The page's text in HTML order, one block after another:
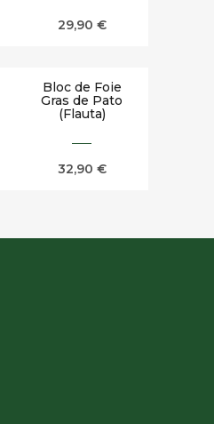
29,90 €
Bloc de Foie
Gras de Pato
(Flauta)
32,90 €